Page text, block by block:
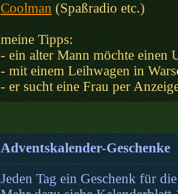
Coolman (Spaßradio etc.)
meine Tipps:
- ein alter Mann möchte einen
- mit einem Leihwagen in
- er sucht eine Frau per
Adventskalender-Geschenke
Jeden Tag ein Geschenk für